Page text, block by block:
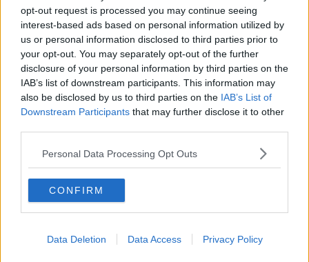
opt-out request is processed you may continue seeing
interest-based ads based on personal information utilized by
us or personal information disclosed to third parties prior to
your opt-out. You may separately opt-out of the further
disclosure of your personal information by third parties on the
IAB’s list of downstream participants. This information may
also be disclosed by us to third parties on the IAB’s List of
Downstream Participants that may further disclose it to other
Personal Data Processing Opt Outs
CONFIRM
Data Deletion Data Access Privacy Policy
​Storie antiche di tempi moderni
​Quello che alle mamme non dicono
Adultescenza
Homo imbecillis
​4 anni di Blog
Quando il silenzio è aggressivo
​Il passato, questo conosciuto!
​Clima ballerino e sbalzi d’umore
La maternità
​L’uomo o l’orso?
​Tutta una questione di rispetto
​Vespa che passione!
​Lasciate ai vostri figli il diritto di piangere
​Parole d’amore regalate al vento
​Saper pazientare